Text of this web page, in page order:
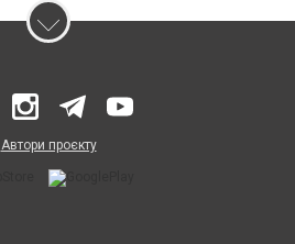
Автори проєкту